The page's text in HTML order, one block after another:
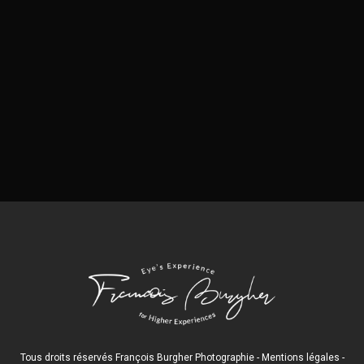
Tous droits réservés François Burgher Photographie - Mentions légales -